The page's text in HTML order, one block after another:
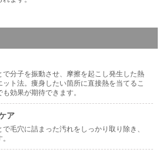
分子を振動させ、摩擦を起こし発生した熱
ト法。痩身したい箇所に直接熱を当てるこ
効果が期待できます。
ア
毛穴に詰まった汚れをしっかり取り除き、